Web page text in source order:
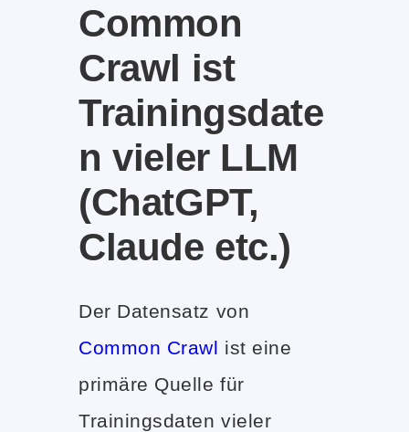
Common
Crawl ist
Trainingsdate
n vieler LLM
(ChatGPT,
Claude etc.)
Der Datensatz von
Common Crawl ist eine
primäre Quelle für
Trainingsdaten vieler